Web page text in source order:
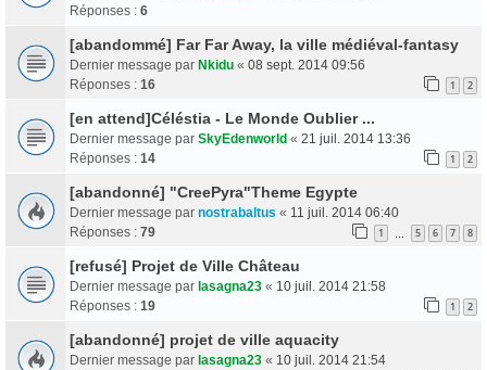
Réponses : 6
[abandommé] Far Far Away, la ville médiéval-fantasy
Dernier message par Nkidu « 08 sept. 2014 09:56
Réponses : 16 1 2
[en attend]Céléstia - Le Monde Oublier ...
Dernier message par SkyEdenworld « 21 juil. 2014 13:36
Réponses : 14 1 2
[abandonné] "CreePyra"Theme Egypte
Dernier message par nostrabaltus « 11 juil. 2014 06:40
Réponses : 79 1 5 6 7 8
[refusé] Projet de Ville Château
Dernier message par lasagna23 « 10 juil. 2014 21:58
Réponses : 19 1 2
[abandonné] projet de ville aquacity
Dernier message par lasagna23 « 10 juil. 2014 21:54